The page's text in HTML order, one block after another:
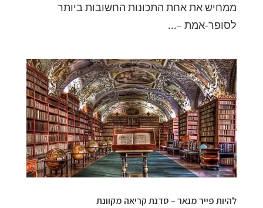
ממחיש את אחת התכונות החשובות ביותר
לסופר-אמת –...
להיות פייר מנאר – סדנת קריאה מקוונת